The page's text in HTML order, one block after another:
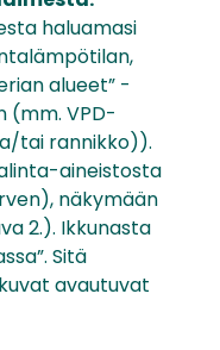
haluamasi
alueet” -
(mm. VPD-
tai rannikko)).
aineistosta
näkymään
2.). Ikkunasta
Sitä
avautuvat